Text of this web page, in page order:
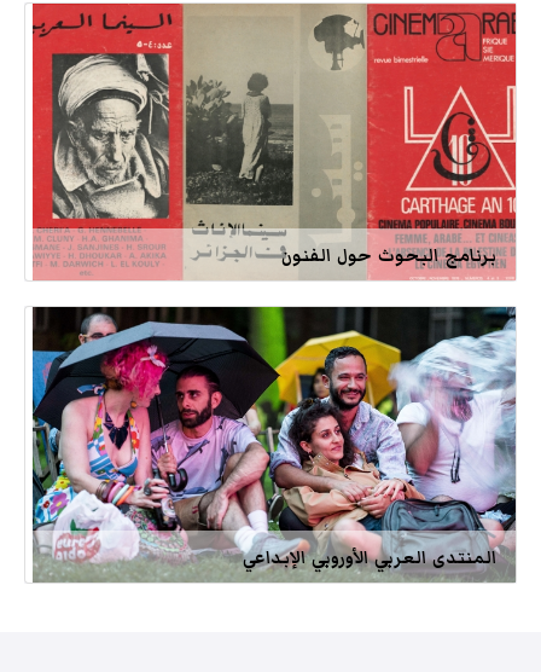
برنامج البحوث حول الفنون
المنتدى العربي الأوروبي الإبداعي